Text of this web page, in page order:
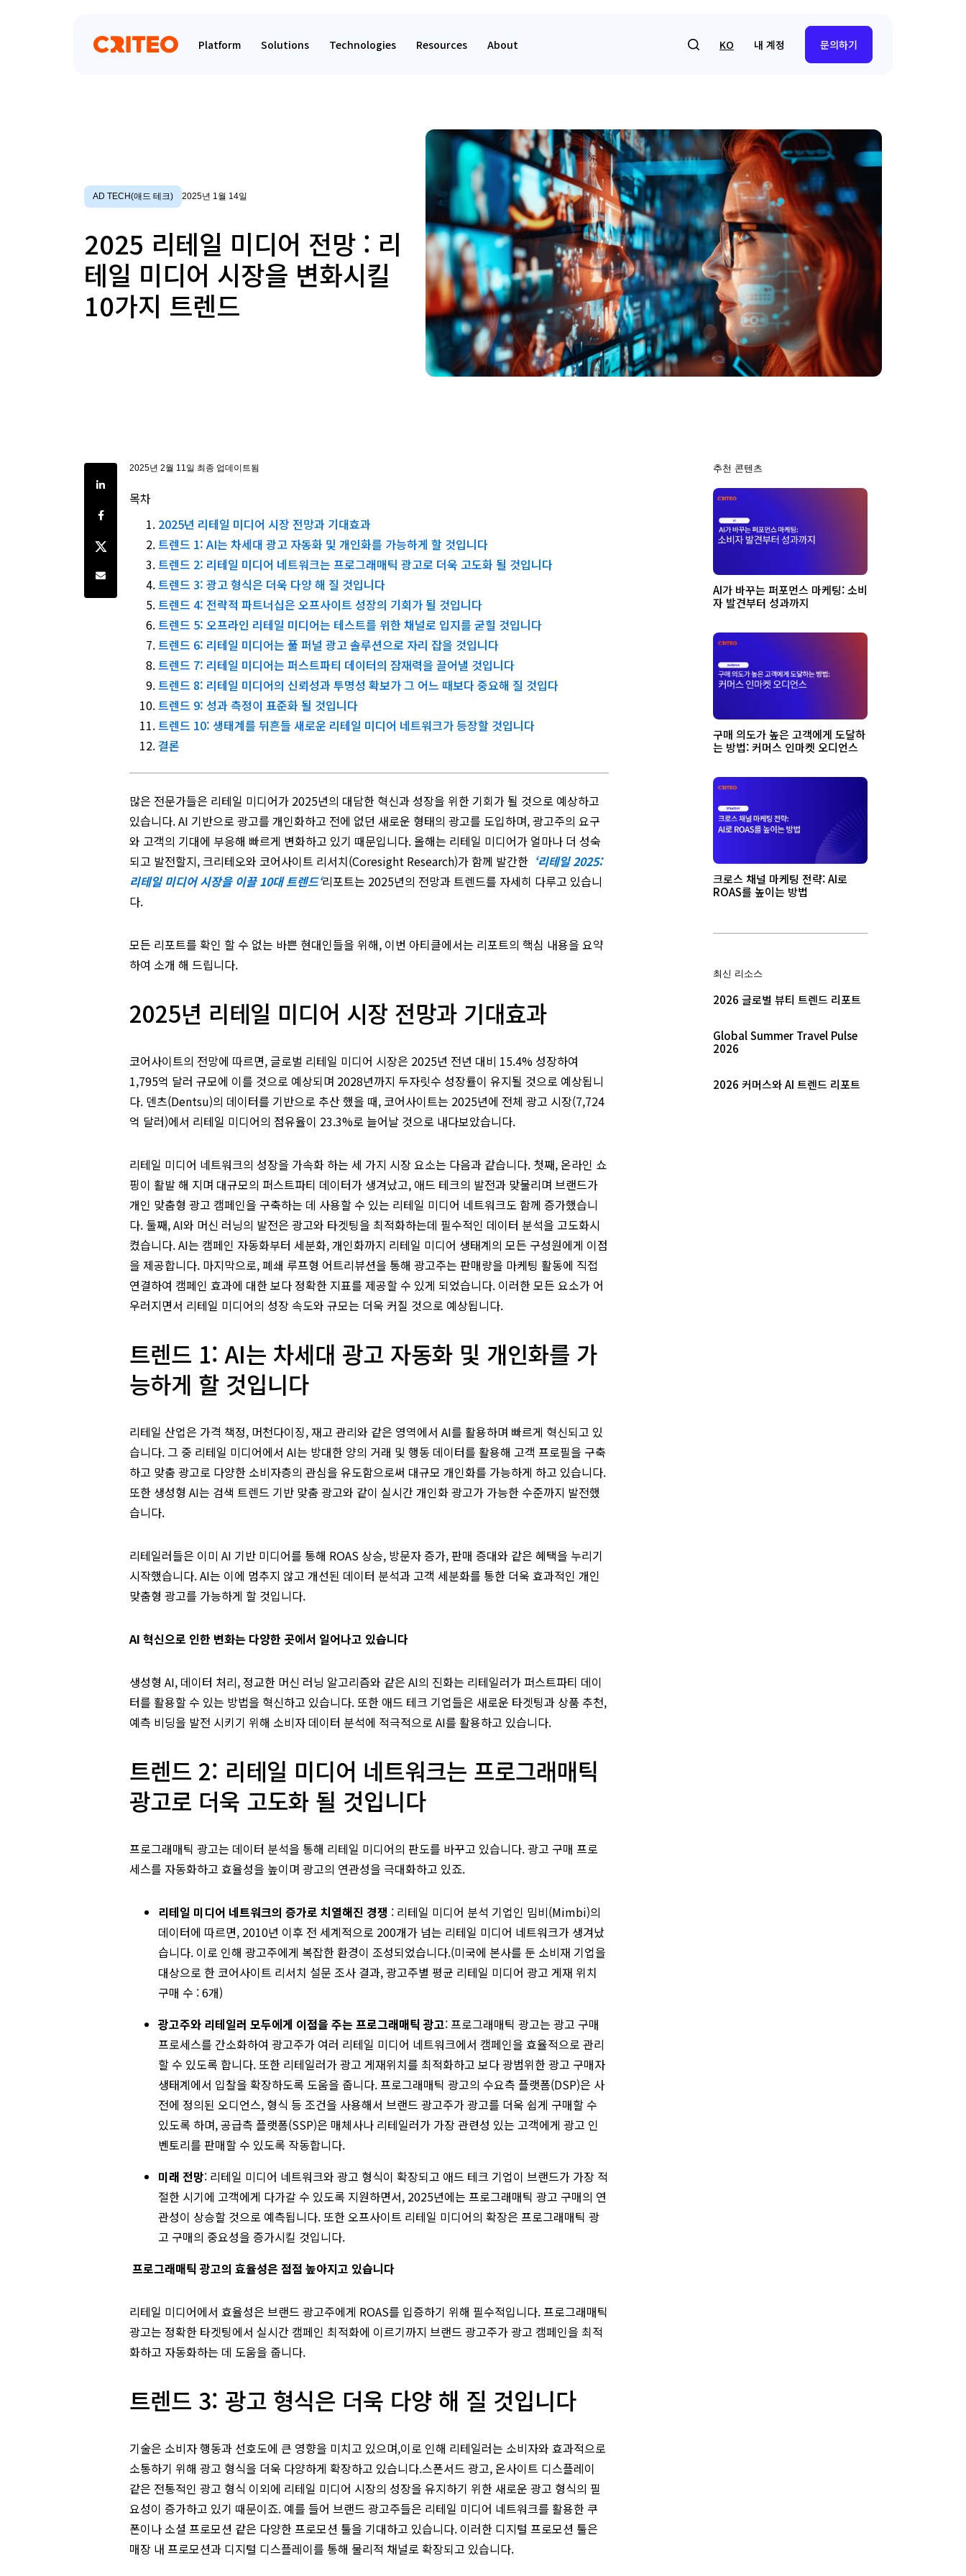
Platform Solutions Technologies Resources About KO 내 계정 문의하기
AD TECH(애드 테크) 2025년 1월 14일
2025 리테일 미디어 전망 : 리
테일 미디어 시장을 변화시킬
10가지 트렌드
Share on LinkedIn
Share on Facebook
Share on Twitter
Share by e-mail
2025년 2월 11일 최종 업데이트됨
목차
2025년 리테일 미디어 시장 전망과 기대효과
트렌드 1: AI는 차세대 광고 자동화 및 개인화를 가능하게 할 것입니다
트렌드 2: 리테일 미디어 네트워크는 프로그래매틱 광고로 더욱 고도화 될 것입니다
트렌드 3: 광고 형식은 더욱 다양 해 질 것입니다
트렌드 4: 전략적 파트너십은 오프사이트 성장의 기회가 될 것입니다
트렌드 5: 오프라인 리테일 미디어는 테스트를 위한 채널로 입지를 굳힐 것입니다
트렌드 6: 리테일 미디어는 풀 퍼널 광고 솔루션으로 자리 잡을 것입니다
트렌드 7: 리테일 미디어는 퍼스트파티 데이터의 잠재력을 끌어낼 것입니다
트렌드 8: 리테일 미디어의 신뢰성과 투명성 확보가 그 어느 때보다 중요해 질 것입다
트렌드 9: 성과 측정이 표준화 될 것입니다
트렌드 10: 생태계를 뒤흔들 새로운 리테일 미디어 네트워크가 등장할 것입니다
결론
많은 전문가들은 리테일 미디어가 2025년의 대담한 혁신과 성장을 위한 기회가 될 것으로 예상하고
있습니다. AI 기반으로 광고를 개인화하고 전에 없던 새로운 형태의 광고를 도입하며, 광고주의 요구
와 고객의 기대에 부응해 빠르게 변화하고 있기 때문입니다. 올해는 리테일 미디어가 얼마나 더 성숙
되고 발전할지, 크리테오와 코어사이트 리서치(Coresight Research)가 함께 발간한 ‘리테일2025:
리테일 미디어 시장을 이끌10대 트렌드‘리포트는 2025년의 전망과 트렌드를 자세히 다루고 있습니
다.
모든 리포트를 확인 할 수 없는 바쁜 현대인들을 위해, 이번 아티클에서는 리포트의 핵심 내용을 요약
하여 소개 해 드립니다.
2025년 리테일 미디어 시장 전망과 기대효과
코어사이트의 전망에 따르면, 글로벌 리테일 미디어 시장은 2025년 전년 대비 15.4% 성장하여
1,795억 달러 규모에 이를 것으로 예상되며 2028년까지 두자릿수 성장률이 유지될 것으로 예상됩니
다. 덴츠(Dentsu)의 데이터를 기반으로 추산 했을 때, 코어사이트는 2025년에 전체 광고 시장(7,724
억 달러)에서 리테일 미디어의 점유율이 23.3%로 늘어날 것으로 내다보았습니다.
리테일 미디어 네트워크의 성장을 가속화 하는 세 가지 시장 요소는 다음과 같습니다. 첫째, 온라인 쇼
핑이 활발 해 지며 대규모의 퍼스트파티 데이터가 생겨났고, 애드 테크의 발전과 맞물리며 브랜드가
개인 맞춤형 광고 캠페인을 구축하는 데 사용할 수 있는 리테일 미디어 네트워크도 함께 증가했습니
다. 둘째, AI와 머신 러닝의 발전은 광고와 타겟팅을 최적화하는데 필수적인 데이터 분석을 고도화시
켰습니다. AI는 캠페인 자동화부터 세분화, 개인화까지 리테일 미디어 생태계의 모든 구성원에게 이점
을 제공합니다. 마지막으로, 폐쇄 루프형 어트리뷰션을 통해 광고주는 판매량을 마케팅 활동에 직접
연결하여 캠페인 효과에 대한 보다 정확한 지표를 제공할 수 있게 되었습니다. 이러한 모든 요소가 어
우러지면서 리테일 미디어의 성장 속도와 규모는 더욱 커질 것으로 예상됩니다.
트렌드 1: AI는 차세대 광고 자동화 및 개인화를 가
능하게 할 것입니다
리테일 산업은 가격 책정, 머천다이징, 재고 관리와 같은 영역에서 AI를 활용하며 빠르게 혁신되고 있
습니다. 그 중 리테일 미디어에서 AI는 방대한 양의 거래 및 행동 데이터를 활용해 고객 프로필을 구축
하고 맞춤 광고로 다양한 소비자층의 관심을 유도함으로써 대규모 개인화를 가능하게 하고 있습니다.
또한 생성형 AI는 검색 트렌드 기반 맞춤 광고와 같이 실시간 개인화 광고가 가능한 수준까지 발전했
습니다.
리테일러들은 이미 AI 기반 미디어를 통해 ROAS 상승, 방문자 증가, 판매 증대와 같은 혜택을 누리기
시작했습니다. AI는 이에 멈추지 않고 개선된 데이터 분석과 고객 세분화를 통한 더욱 효과적인 개인
맞춤형 광고를 가능하게 할 것입니다.
AI 혁신으로 인한 변화는 다양한 곳에서 일어나고 있습니다
생성형 AI, 데이터 처리, 정교한 머신 러닝 알고리즘와 같은 AI의 진화는 리테일러가 퍼스트파티 데이
터를 활용할 수 있는 방법을 혁신하고 있습니다. 또한 애드 테크 기업들은 새로운 타겟팅과 상품 추천,
예측 비딩을 발전 시키기 위해 소비자 데이터 분석에 적극적으로 AI를 활용하고 있습니다.
트렌드 2: 리테일 미디어 네트워크는 프로그래매틱
광고로 더욱 고도화 될 것입니다
프로그래매틱 광고는 데이터 분석을 통해 리테일 미디어의 판도를 바꾸고 있습니다. 광고 구매 프로
세스를 자동화하고 효율성을 높이며 광고의 연관성을 극대화하고 있죠.
리테일 미디어 네트워크의 증가로 치열해진 경쟁 : 리테일 미디어 분석 기업인 밈비(Mimbi)의
데이터에 따르면, 2010년 이후 전 세계적으로 200개가 넘는 리테일 미디어 네트워크가 생겨났
습니다. 이로 인해 광고주에게 복잡한 환경이 조성되었습니다.(미국에 본사를 둔 소비재 기업을
대상으로 한 코어사이트 리서치 설문 조사 결과, 광고주별 평균 리테일 미디어 광고 게재 위치
구매 수 : 6개)
광고주와 리테일러 모두에게 이점을 주는 프로그래매틱 광고: 프로그래매틱 광고는 광고 구매
프로세스를 간소화하여 광고주가 여러 리테일 미디어 네트워크에서 캠페인을 효율적으로 관리
할 수 있도록 합니다. 또한 리테일러가 광고 게재위치를 최적화하고 보다 광범위한 광고 구매자
생태계에서 입찰을 확장하도록 도움을 줍니다. 프로그래매틱 광고의 수요측 플랫폼(DSP)은 사
전에 정의된 오디언스, 형식 등 조건을 사용해서 브랜드 광고주가 광고를 더욱 쉽게 구매할 수
있도록 하며, 공급측 플랫폼(SSP)은 매체사나 리테일러가 가장 관련성 있는 고객에게 광고 인
벤토리를 판매할 수 있도록 작동합니다.
미래 전망: 리테일 미디어 네트워크와 광고 형식이 확장되고 애드 테크 기업이 브랜드가 가장 적
절한 시기에 고객에게 다가갈 수 있도록 지원하면서, 2025년에는 프로그래매틱 광고 구매의 연
관성이 상승할 것으로 예측됩니다. 또한 오프사이트 리테일 미디어의 확장은 프로그래매틱 광
고 구매의 중요성을 증가시킬 것입니다.
프로그래매틱 광고의 효율성은 점점 높아지고 있습니다
리테일 미디어에서 효율성은 브랜드 광고주에게 ROAS를 입증하기 위해 필수적입니다. 프로그래매틱
광고는 정확한 타겟팅에서 실시간 캠페인 최적화에 이르기까지 브랜드 광고주가 광고 캠페인을 최적
화하고 자동화하는 데 도움을 줍니다.
트렌드 3: 광고 형식은 더욱 다양 해 질 것입니다
기술은 소비자 행동과 선호도에 큰 영향을 미치고 있으며,이로 인해 리테일러는 소비자와 효과적으로
소통하기 위해 광고 형식을 더욱 다양하게 확장하고 있습니다.스폰서드 광고, 온사이트 디스플레이
같은 전통적인 광고 형식 이외에 리테일 미디어 시장의 성장을 유지하기 위한 새로운 광고 형식의 필
요성이 증가하고 있기 때문이죠. 예를 들어 브랜드 광고주들은 리테일 미디어 네트워크를 활용한 쿠
폰이나 소셜 프로모션 같은 다양한 프로모션 툴을 기대하고 있습니다. 이러한 디지털 프로모션 툴은
매장 내 프로모션과 디지털 디스플레이를 통해 물리적 채널로 확장되고 있습니다.
추천 콘텐츠
AI가 바꾸는 퍼포먼스 마케팅: 소비
자 발견부터 성과까지
구매 의도가 높은 고객에게 도달하
는 방법: 커머스 인마켓 오디언스
크로스 채널 마케팅 전략: AI로
ROAS를 높이는 방법
최신 리소스
2026 글로벌 뷰티 트렌드 리포트
Global Summer Travel Pulse
2026
2026 커머스와 AI 트렌드 리포트